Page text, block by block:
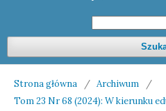
Strona główna / Archiwum
/
Tom 23 Nr 68 (2024): W kierunku